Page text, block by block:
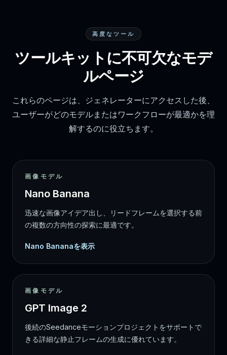
高度なツール
ツールキットに不可欠なモデ
ルページ
これらのページは、ジェネレーターにアクセスした後、
ユーザーがどのモデルまたはワークフローが最適かを理
解するのに役立ちます。
画像モデル
Nano Banana
迅速な画像アイデア出し、リードフレームを選択する前
の複数の方向性の探索に最適です。
Nano Bananaを表示
画像モデル
GPT Image 2
後続のSeedanceモーションプロジェクトをサポートで
きる詳細な静止フレームの生成に優れています。